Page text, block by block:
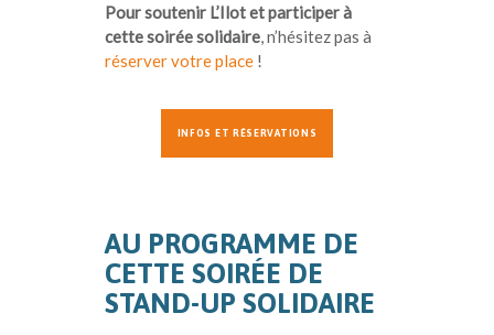
Pour soutenir L’Ilot et participer à
cette soirée solidaire, n’hésitez pas à
réserver votre place !
INFOS ET RÉSERVATIONS
AU PROGRAMME DE
CETTE SOIRÉE DE
STAND-UP SOLIDAIRE